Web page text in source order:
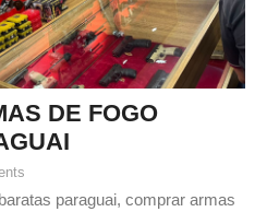
DE FOGO
paraguai, comprar armas